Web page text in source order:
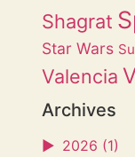
Shagrat
Star Wars
Valencia
Archives
► 2026 (1)